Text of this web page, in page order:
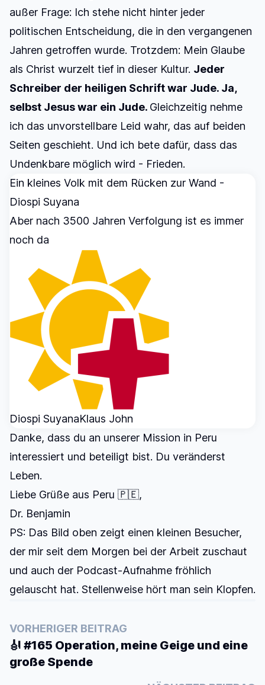
außer Frage: Ich stehe nicht hinter jeder
politischen Entscheidung, die in den vergangenen
Jahren getroffen wurde. Trotzdem: Mein Glaube
als Christ wurzelt tief in dieser Kultur. Jeder
Schreiber der heiligen Schrift war Jude. Ja,
selbst Jesus war ein Jude. Gleichzeitig nehme
ich das unvorstellbare Leid wahr, das auf beiden
Seiten geschieht. Und ich bete dafür, dass das
Undenkbare möglich wird - Frieden.
Ein kleines Volk mit dem Rücken zur Wand -
Diospi Suyana
Aber nach 3500 Jahren Verfolgung ist es immer
noch da
Diospi SuyanaKlaus John
Danke, dass du an unserer Mission in Peru
interessiert und beteiligt bist. Du veränderst
Leben.
Liebe Grüße aus Peru 🇵🇪,
Dr. Benjamin
PS: Das Bild oben zeigt einen kleinen Besucher,
der mir seit dem Morgen bei der Arbeit zuschaut
und auch der Podcast-Aufnahme fröhlich
gelauscht hat. Stellenweise hört man sein Klopfen.
VORHERIGER BEITRAG
🎻 #165 Operation, meine Geige und eine
große Spende